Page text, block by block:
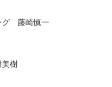
グ 藤崎慎一
樹